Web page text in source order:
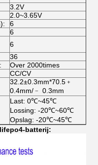
3.2V
2.0~3.65V
6
6
6
36
Over 2000times
CC/CV
32.2±0.3mm*70.5﹢
0.4mm/﹣ 0.3mm
Last: 0℃~45℃
Lossing: -20℃~60℃
Opslag: -20℃~45℃
batterij: